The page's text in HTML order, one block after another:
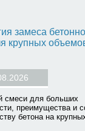
замеса
крупных
смеси для больших
преимущества и
бетона на